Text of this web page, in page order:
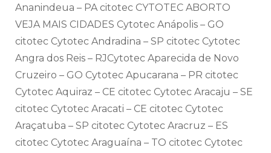
Ananindeua – PA citotec CYTOTEC ABORTO
VEJA MAIS CIDADES Cytotec Anápolis – GO
citotec Cytotec Andradina – SP citotec Cytotec
Angra dos Reis – RJCytotec Aparecida de Novo
Cruzeiro – GO Cytotec Apucarana – PR citotec
Cytotec Aquiraz – CE citotec Cytotec Aracaju – SE
citotec Cytotec Aracati – CE citotec Cytotec
Araçatuba – SP citotec Cytotec Aracruz – ES
citotec Cytotec Araguaína – TO citotec Cytotec